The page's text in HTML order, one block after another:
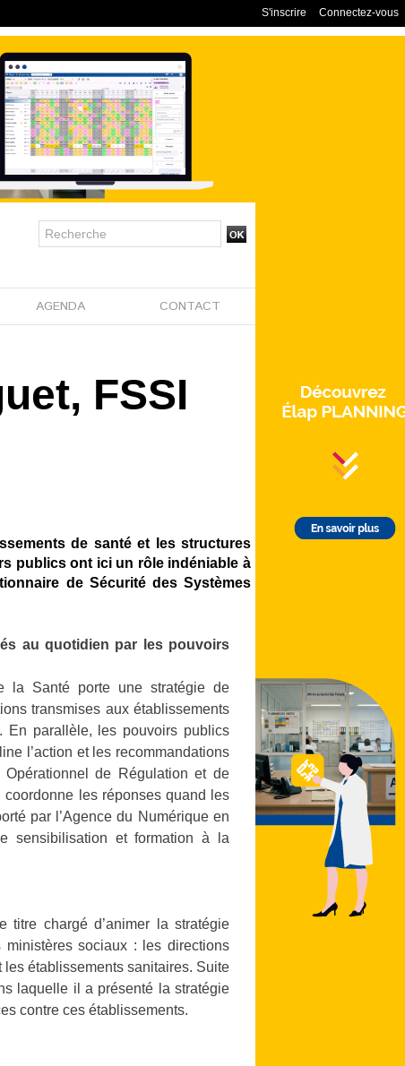
Connectez-vous
S'inscrire
AGENDA CONTACT
FSSI
de santé et les structures
publics ont ici un rôle indéniable à
de Sécurité des Systèmes
au quotidien par les pouvoirs
Santé porte une stratégie de
transmises aux établissements
En parallèle, les pouvoirs publics
l’action et les recommandations
de Régulation et de
les réponses quand les
par l’Agence du Numérique en
sensibilisation et formation à la
chargé d’animer la stratégie
sociaux : les directions
établissements sanitaires. Suite
laquelle il a présenté la stratégie
contre ces établissements.